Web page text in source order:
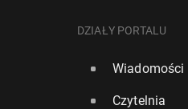
DZIAŁY PORTALU
Wiadomości
Czytelnia